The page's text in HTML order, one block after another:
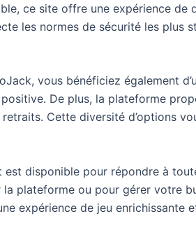
ce site offre une expérience
les normes de sécurité les
vous bénéficiez également
De plus, la plateforme
Cette diversité d’options
est disponible pour répondre à
la plateforme ou pour gérer votre
expérience de jeu